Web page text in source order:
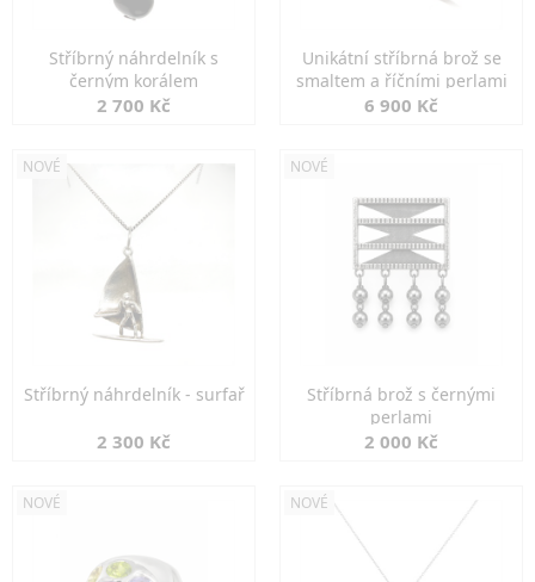
Stříbrný náhrdelník s
černým korálem
2 700 Kč
Unikátní stříbrná brož se
smaltem a říčními perlami
6 900 Kč
NOVÉ
Stříbrný náhrdelník - surfař
2 300 Kč
NOVÉ
Stříbrná brož s černými
perlami
2 000 Kč
NOVÉ NOVÉ